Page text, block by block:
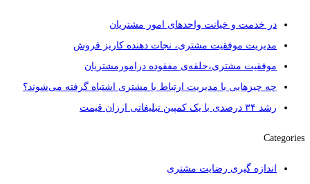
در خدمت و خیانت واحدهای امور مشتریان
مدیریت موفقیت مشتری، نجات دهنده کاریز فروش
موفقیت مشتری،حلقه‌ی مفقوده درامورمشتریان
چه چیزهایی با مدیریت ارتباط با مشتری اشتباه گرفته می‌شوند؟
رشد ۳۴ درصدی با یک کمپین تبلیغاتی ارزان قیمت
Categories
اندازه گیری رضایت مشتری